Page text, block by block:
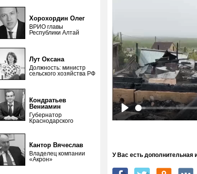
Хорохордин Олег
ВРИО главы
Республики Алтай
Лут Оксана
Должность: министр
сельского хозяйства РФ
Кондратьев
Вениамин
Губернатор
Краснодарского
Кантор Вячеслав
Владелец компании
«Акрон»
Play
У Вас есть дополнительная